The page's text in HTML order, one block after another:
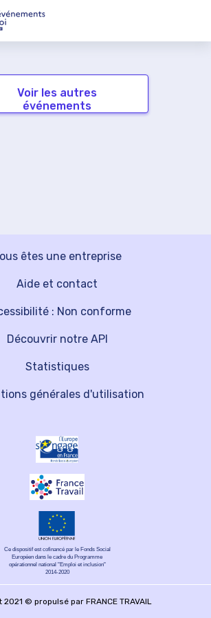
Voir les autres
événements
êtes une entreprise
Découvrir notre API
Aide et contact
Statistiques
: Non conforme
générales d'utilisation
Ce dispositif est cofinancé par le Fonds Social
Européen dans le cadre du Programme
opérationnel national "Emploi et inclusion"
2014-2020
© propulsé par FRANCE TRAVAIL